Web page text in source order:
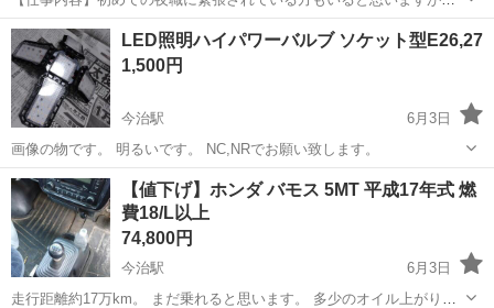
「ラウンジ 縁「ヨスガ」」のお仕事は至ってシンプルです! お客様と
楽しくお喋り お客様のドリンクを作ってご提供 ⇒基本上記の業務だけ
もちろんスタッフがイチから丁寧にレ...
アルバイト・パート
LED照明ハイパワーバルブ ソケット型E26,27
1,500円
今治駅
6月3日
画像の物です。 明るいです。 NC,NRでお願い致します。
愛媛 今治市 今治駅 その他
【値下げ】ホンダ バモス 5MT 平成17年式 燃
費18/L以上
74,800円
今治駅
6月3日
走行距離約17万km。 まだ乗れると思います。 多少のオイル上がりは